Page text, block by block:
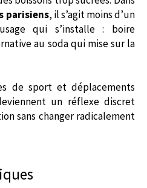
parisiens, il s’agit moins d’un
qui s’installe : boire
au soda qui mise sur la
de sport et déplacements
un réflexe discret
sans changer radicalement